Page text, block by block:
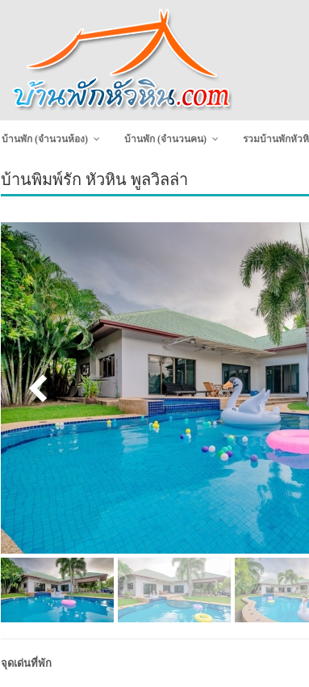
บ้านพัก (จำนวนห้อง) บ้านพัก (จำนวนคน) รวมบ้านพักหัว
บ้านพิมพ์รัก หัวหิน พูลวิลล่า
จุดเด่นที่พัก